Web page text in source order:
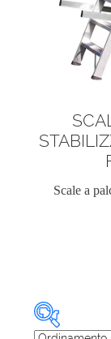
Scale a